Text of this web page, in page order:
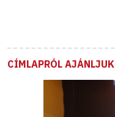
CÍMLAPRÓL AJÁNLJUK